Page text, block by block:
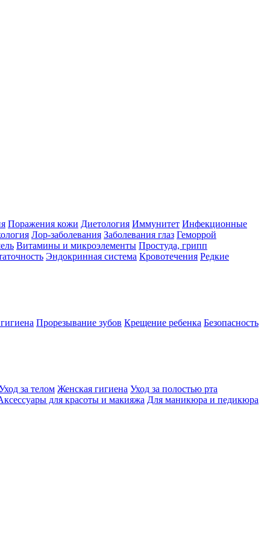
Поражения кожи Диетология Иммунитет Инфекционные
Лор-заболевания Заболевания глаз Геморрой
Витамины и микроэлементы Простуда, грипп
Эндокринная система Кровотечения Редкие
Прорезывание зубов Крещение ребенка Безопасность
за телом Женская гигиена Уход за полостью рта
для красоты и макияжа Для маникюра и педикюра